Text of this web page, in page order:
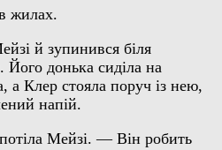
жилах.
й зупинився біля
Його донька сиділа на
а Клер стояла поруч із нею,
напій.
Мейзі. — Він робить